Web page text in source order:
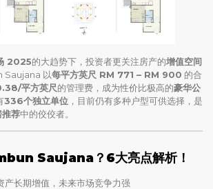
2025的大趋势下，投资者更关注房产的增值空间
Saujana 以每平方英尺 RM 771 – RM 900 的合
平方英尺的管理费，成为性价比极高的豪华公
336个独立单位 ，目前仍有多种户型可供选择，是
荐中的佼佼者。
Saujana？6大亮点解析！
长期增值，未来市场竞争力强